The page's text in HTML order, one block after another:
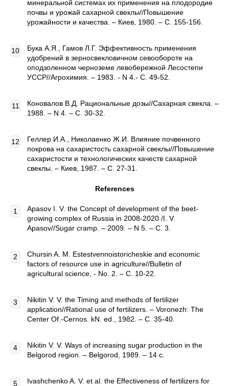
минеральной системах их применения на плодородие
почвы и урожай сахарной свеклы//Повышение
урожайности и качества. – Киев, 1980. – C. 155-156.
Бука А.Я., Гамов Л.Г. Эффективность применения
удобрений в зерносвекловичном севообороте на
оподзоленном черноземе левобережной Лесостепи
УССР//Агрохимия. – 1983. - N 4.- C. 49-52.
Коновалов В.Д. Рациональные дозы//Сахарная свекла. –
1988. – N 4. – C. 30-32.
Геллер И.А., Николаенко Ж.И. Влияние почвенного
покрова на сахаристость сахарной свеклы//Повышение
сахаристости и технологических качеств сахарной
свеклы. – Киев, 1987. – C. 27-31.
References
Apasov I. V. the Concept of development of the beet-
growing complex of Russia in 2008-2020 /I. V.
Apasov//Sugar cramp. – 2009. – N 5. – C. 3.
Chursin A. M. Estestvennoistoricheskie and economic
factors of resource use in agriculture//Bulletin of
agricultural science, - No. 2. – C. 10-22.
Nikitin V. V. the Timing and methods of fertilizer
application//Rational use of fertilizers. – Voronezh: The
Center Of.-Cernos. kN. ed., 1982. – C. 35-40.
Nikitin V. V. Ways of increasing sugar production in the
Belgorod region. – Belgorod, 1989. – 14 c.
Ivashchenko A. V. et al. the Effectiveness of fertilizers for